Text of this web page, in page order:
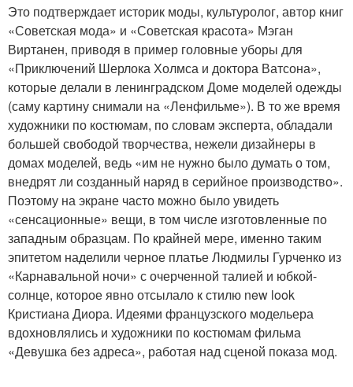
Это подтверждает историк моды, культуролог, автор книг
«Советская мода» и «Советская красота» Мэган
Виртанен, приводя в пример головные уборы для
«Приключений Шерлока Холмса и доктора Ватсона»,
которые делали в ленинградском Доме моделей одежды
(саму картину снимали на «Ленфильме»). В то же время
художники по костюмам, по словам эксперта, обладали
большей свободой творчества, нежели дизайнеры в
домах моделей, ведь «им не нужно было думать о том,
внедрят ли созданный наряд в серийное производство».
Поэтому на экране часто можно было увидеть
«сенсационные» вещи, в том числе изготовленные по
западным образцам. По крайней мере, именно таким
эпитетом наделили черное платье Людмилы Гурченко из
«Карнавальной ночи» с очерченной талией и юбкой-
солнце, которое явно отсылало к стилю new look
Кристиана Диора. Идеями французского модельера
вдохновлялись и художники по костюмам фильма
«Девушка без адреса», работая над сценой показа мод.